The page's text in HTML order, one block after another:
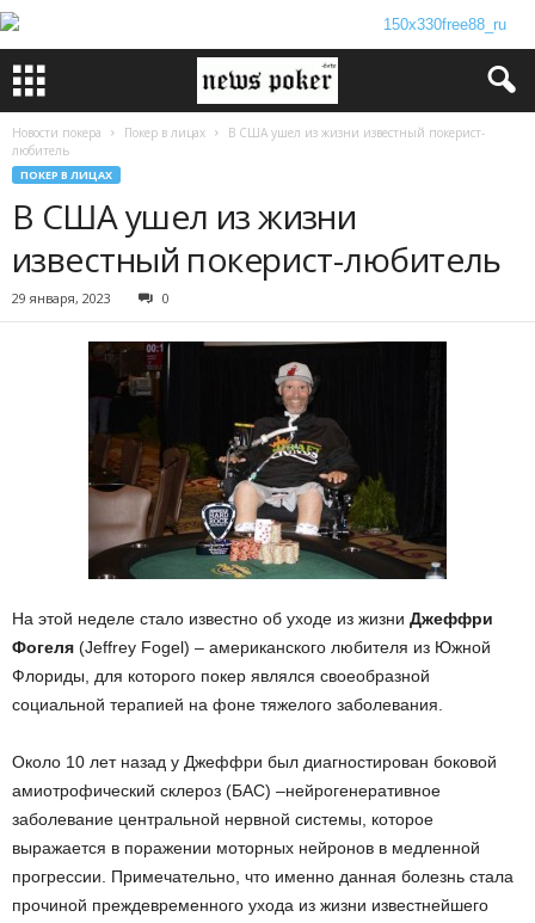
Новости покера Покер в лицах
В США ушел из жизни известный покерист-
любитель
ПОКЕР В ЛИЦАХ
В США ушел из жизни
известный покерист-любитель
29 января, 2023 0
На этой неделе стало известно об уходе из жизни Джеффри
Фогеля (Jeffrey Fogel) – американского любителя из Южной
Флориды, для которого покер являлся своеобразной
социальной терапией на фоне тяжелого заболевания.
Около 10 лет назад у Джеффри был диагностирован боковой
амиотрофический склероз (БАС) –нейрогенеративное
заболевание центральной нервной системы, которое
выражается в поражении моторных нейронов в медленной
прогрессии. Примечательно, что именно данная болезнь стала
прочиной преждевременного ухода из жизни известнейшего